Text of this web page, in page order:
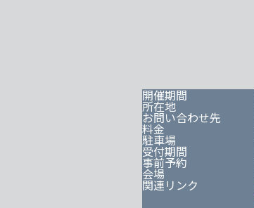
開催期間
所在地
お問い合わせ先
料金
駐車場
受付期間
事前予約
会場
関連リンク